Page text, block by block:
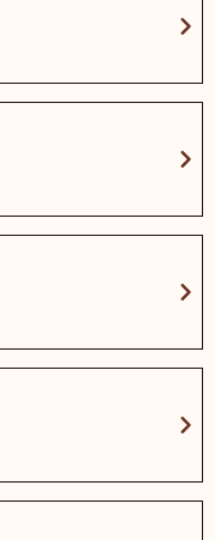
chevron_right
chevron_right
chevron_right
chevron_right